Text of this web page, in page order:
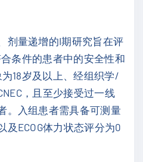
剂量递增的I期研究旨在评
条件的患者中的安全性和
18岁及以上、经组织学/
，且至少接受过一线
。入组患者需具备可测量
及ECOG体力状态评分为0